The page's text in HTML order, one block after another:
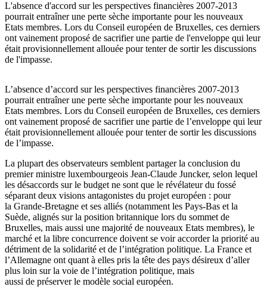
L'absence d'accord sur les perspectives financières 2007-2013
pourrait entraîner une perte sèche importante pour les nouveaux
Etats membres. Lors du Conseil européen de Bruxelles, ces derniers
ont vainement proposé de sacrifier une partie de l'enveloppe qui leur
était provisionnellement allouée pour tenter de sortir les discussions
de l'impasse.
L’absence d’accord sur les perspectives financières 2007-2013
pourrait entraîner une perte sèche importante pour les nouveaux
Etats membres. Lors du Conseil européen de Bruxelles, ces derniers
ont vainement proposé de sacrifier une partie de l’enveloppe qui leur
était provisionnellement allouée pour tenter de sortir les discussions
de l’impasse.
La plupart des observateurs semblent partager la conclusion du
premier ministre luxembourgeois Jean-Claude Juncker, selon lequel
les désaccords sur le budget ne sont que le révélateur du fossé
séparant deux visions antagonistes du projet européen : pour
la Grande-Bretagne et ses alliés (notamment les Pays-Bas et la
Suède, alignés sur la position britannique lors du sommet de
Bruxelles, mais aussi une majorité de nouveaux Etats membres), le
marché et la libre concurrence doivent se voir accorder la priorité au
détriment de la solidarité et de l’intégration politique. La France et
l’Allemagne ont quant à elles pris la tête des pays désireux d’aller
plus loin sur la voie de l’intégration politique, mais
aussi de préserver le modèle social européen.